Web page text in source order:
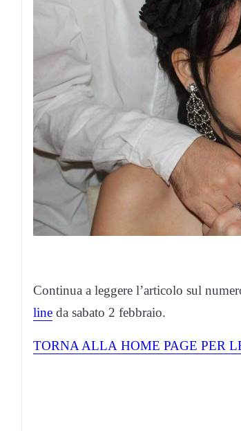
Continua a leggere l’articolo sul
line da sabato 2 febbraio.
TORNA ALLA HOME PAGE PER